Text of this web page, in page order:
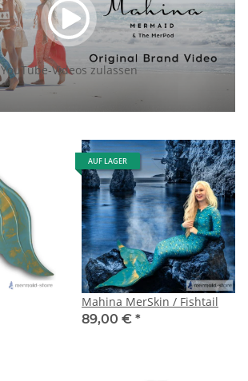
YouTube-Videos zulassen
AUF LAGER
Mahina MerSkin / Fishtail
89,00 € *